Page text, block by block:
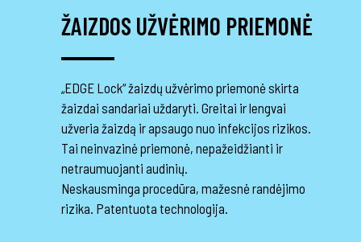
ŽAIZDOS UŽVĖRIMO PRIEMONĖ
„EDGE Lock“ žaizdų užvėrimo priemonė skirta
žaizdai sandariai uždaryti. Greitai ir lengvai
užveria žaizdą ir apsaugo nuo infekcijos rizikos.
Tai neinvazinė priemonė, nepažeidžianti ir
netraumuojanti audinių.
Neskausminga procedūra, mažesnė randėjimo
rizika. Patentuota technologija.